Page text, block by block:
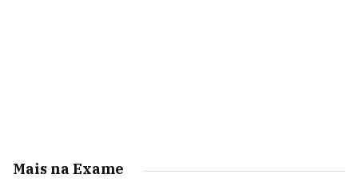
Mais na Exame